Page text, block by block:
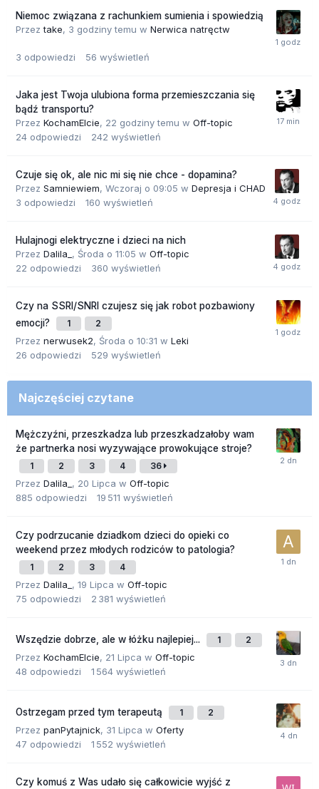
Niemoc związana z rachunkiem sumienia i spowiedzią
Przeztake, 3 godziny temu w Nerwica natręctw
3 odpowiedzi 56 wyświetleń
Jaka jest Twoja ulubiona forma przemieszczania się
bądź transportu?
Przez KochamElcie, 22 godziny temu w Off-topic
24 odpowiedzi 242 wyświetleń
Czuje się ok, ale nic mi się nie chce - dopamina?
Przez Samniewiem, Wczoraj o 09:05 w Depresja i CHAD
3 odpowiedzi 160 wyświetleń
Hulajnogi elektryczne i dzieci na nich
Przez Dalila_ , Środa o 11:05 w Off-topic
22 odpowiedzi 360 wyświetleń
Czy na SSRI/SNRI czujesz się jak robot pozbawiony
emocji?
1 2
Przez nerwusek2, Środa o 10:31 w Leki
26 odpowiedzi 529 wyświetleń
Najczęściej czytane
Mężczyźni, przeszkadza lub przeszkadzałoby wam
że partnerka nosi wyzywające prowokujące stroje?
1 2 3 4 36
Przez Dalila_ , 20 Lipca w Off-topic
885 odpowiedzi 19 511 wyświetleń
Czy podrzucanie dziadkom dzieci do opieki co
weekend przez młodych rodziców to patologia?
1 2 3 4
Przez Dalila_ , 19 Lipca w Off-topic
75 odpowiedzi 2 381 wyświetleń
Wszędzie dobrze, ale w łóżku najlepiej... 1 2
Przez KochamElcie, 21 Lipca w Off-topic
48 odpowiedzi 1 564 wyświetleń
Ostrzegam przed tym terapeutą 1 2
Przez panPytajnick, 31 Lipca w Oferty
47 odpowiedzi 1 552 wyświetleń
Czy komuś z Was udało się całkowicie wyjść z